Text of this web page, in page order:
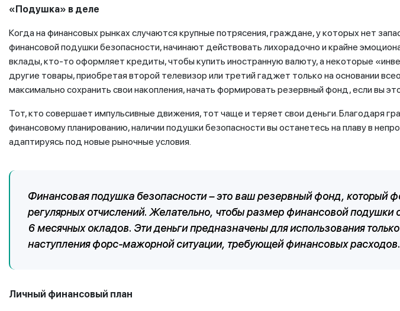
«Подушка» в деле
Когда на финансовых рынках случаются крупные потрясения, граждане, у которых нет
финансовой подушки безопасности, начинают действовать лихорадочно и крайне
вклады, кто-то оформляет кредиты, чтобы купить иностранную валюту, а некоторые
другие товары, приобретая второй телевизор или третий гаджет только на основании
максимально сохранить свои накопления, начать формировать резервный фонд, если вы
Тот, кто совершает импульсивные движения, тот чаще и теряет свои деньги. Благодаря
финансовому планированию, наличии подушки безопасности вы останетесь на плаву в
адаптируясь под новые рыночные условия.
Финансовая подушка безопасности – это ваш резервный фонд, который
регулярных отчислений. Желательно, чтобы размер финансовой подушки
6 месячных окладов. Эти деньги предназначены для использования
наступления форс-мажорной ситуации, требующей финансовых расходов.
Личный финансовый план